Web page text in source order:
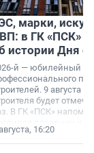
марки,
в ГК «ПСК»
истории Дня
й — юбилейный
9 августа
будет
В ГК «ПСК»
роль
16:20